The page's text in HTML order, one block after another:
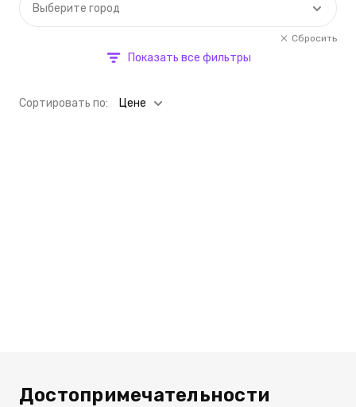
Выберите город
Сбросить
Показать все фильтры
Cортировать по: Цене
Достопримечательности